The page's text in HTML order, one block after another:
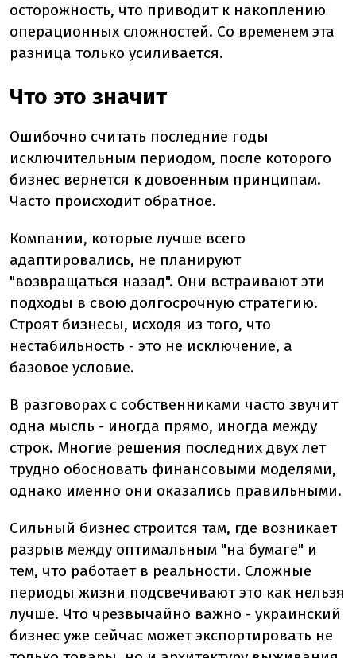
осторожность, что приводит к накоплению
операционных сложностей. Со временем эта
разница только усиливается.
Что это значит
Ошибочно считать последние годы
исключительным периодом, после которого
бизнес вернется к довоенным принципам.
Часто происходит обратное.
Компании, которые лучше всего
адаптировались, не планируют
"возвращаться назад". Они встраивают эти
подходы в свою долгосрочную стратегию.
Строят бизнесы, исходя из того, что
нестабильность - это не исключение, а
базовое условие.
В разговорах с собственниками часто звучит
одна мысль - иногда прямо, иногда между
строк. Многие решения последних двух лет
трудно обосновать финансовыми моделями,
однако именно они оказались правильными.
Сильный бизнес строится там, где возникает
разрыв между оптимальным "на бумаге" и
тем, что работает в реальности. Сложные
периоды жизни подсвечивают это как нельзя
лучше. Что чрезвычайно важно - украинский
бизнес уже сейчас может экспортировать не